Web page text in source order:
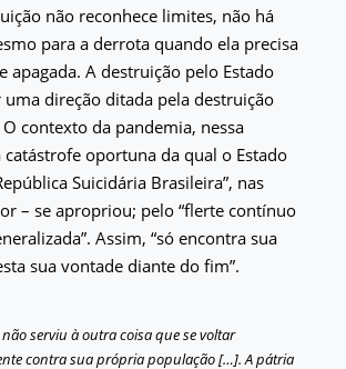
não reconhece limites, não há
para a derrota quando ela precisa
apagada. A destruição pelo Estado
direção ditada pela destruição
contexto da pandemia, nessa
catástrofe oportuna da qual o Estado
Suicidária Brasileira”, nas
– se apropriou; pelo “flerte contínuo
Assim, “só encontra sua
sua vontade diante do fim”.
não serviu à outra coisa que se voltar
contra sua própria população […]. A pátria